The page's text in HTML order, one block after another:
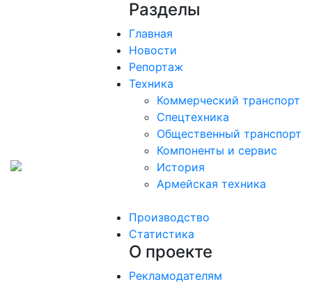
Разделы
Главная
Новости
Репортаж
Техника
Коммерческий транспорт
Спецтехника
Общественный транспорт
Компоненты и сервис
История
Армейская техника
Производство
Статистика
О проекте
Рекламодателям